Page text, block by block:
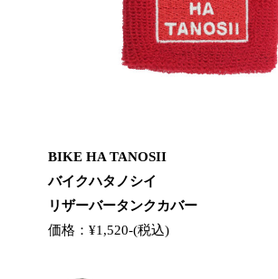
BIKE HA TANOSII
バイクハタノシイ
リザーバータンクカバー
価格：¥1,520-(税込)